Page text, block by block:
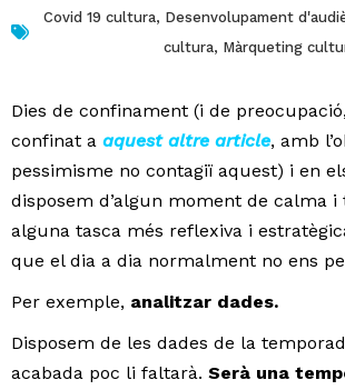
Covid 19 cultura, Desenvolupament
cultura, Màrqueting
Dies de confinament (i de
confinat a aquest altre article, amb
pessimisme no contagiï aquest) i en
disposem d’algun moment de calma
alguna tasca més reflexiva i
que el dia a dia normalment no ens
Per exemple, analitzar dades.
Disposem de les dades de la
acabada poc li faltarà. Serà una